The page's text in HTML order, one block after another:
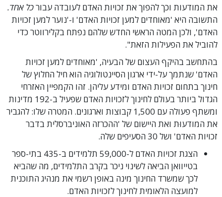
את המודעות וכך להפוך את זכויות האדם לעובדה עבורכל אחד.
התשובה היא 'מאוחדים למען זכויות האדם' ו-'נוער למען זכויות
האדם', ולכן המטה הראשי החדש שלהם נפתח בקלירווטר כדי
להוביל את הפעילות הזאת".
בהתחשב בהיקף העצום של הבעיה, 'מאוחדים למען זכויות
האדם' שנתמך על-ידי ארגון הסיינטולוגיה הוא חיל החלוץ של
חינוך בתחום זכויות האדם ומידע עליהן. זהו הקמפיין האזרחי
הגדול ביותר בעולם לחינוך לזכויות האדם שפעיל ב-192 מדינות
ומשתף פעולה עם 1,500 קבוצות וארגונים. המטרה שלו: להגביר
את המודעוּת ואת היישום של 'ההכרזה האוניברסלית בדבר
זכויות האדם' ושל 30 הסעיפים שלה.
הצגת זכויות האדם ל-59,000 תלמידים ב-435 בתי-ספר
בטייוואן הביאה לשינוי ניכר בקרב התלמידים, מה שהביא
לכך שמשרד החינוך מינה באופן רשמי את מנהיג התוכנית
למועצה הלאומית לחינוך לזכויות האדם.